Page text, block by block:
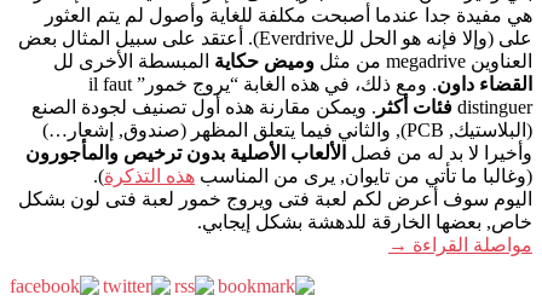
هي مفيدة جدا عندما أصبحت مكلفة للغاية وأصول لم يتم العثور
على (وإلا فإنه هو الحل للEverdrive). أعتقد على سبيل المثال بعض
العناوين megadrive من مثل
وميض حكاية المبسطة الأخرى لل
القضاء داون
. ومع ذلك، في هذه الغابة “يروج خمور” il faut
distinguer فئات أكثر . ويمكن مقارنة هذه أول تصنيف لجودة الصنع
(البلاستيك, PCB), والثاني فيما يتعلق المظهر (صندوق, إشعار…)
وأخيرا لا بد له من فصل الألعاب الأصلية بدون ترخيص والمأجورون
(وغالبا ما تأتي من تايوان, يرى من المناسب هذه التذكرة).
اليوم سوف أعرض لكم لعبة فتى ويروج خمور لعبة فتى لون بشكل
خاص, بعضها الخارقة للدهشة بشكل إيجابي.
مواصلة القراءة →